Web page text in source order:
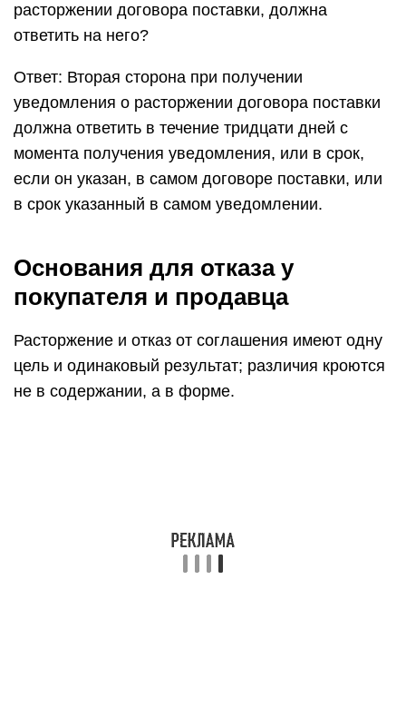
расторжении договора поставки, должна
ответить на него?
Ответ: Вторая сторона при получении
уведомления о расторжении договора поставки
должна ответить в течение тридцати дней с
момента получения уведомления, или в срок,
если он указан, в самом договоре поставки, или
в срок указанный в самом уведомлении.
Основания для отказа у
покупателя и продавца
Расторжение и отказ от соглашения имеют одну
цель и одинаковый результат; различия кроются
не в содержании, а в форме.